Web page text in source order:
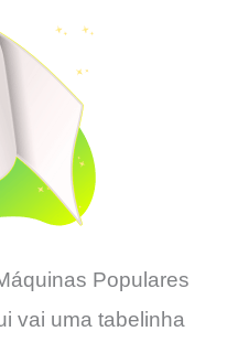
Populares
vai uma tabelinha